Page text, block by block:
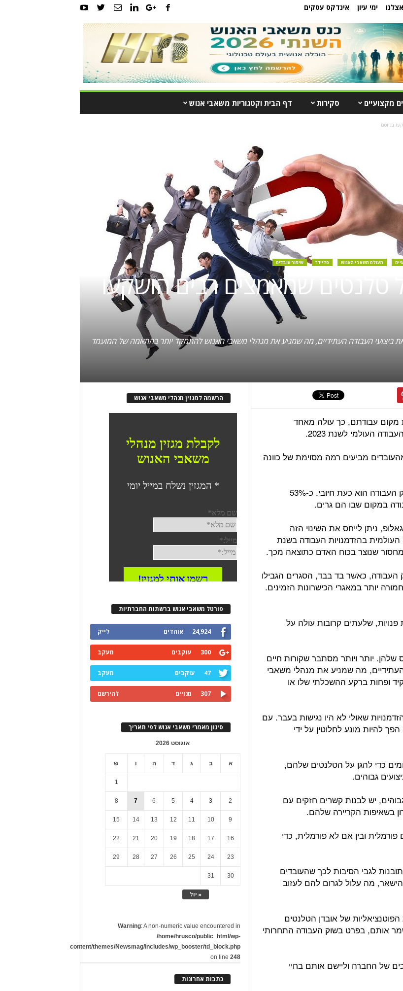
ימי עיון אינדקס עסקים
מקצועיים סקירות דף הבית וקטגוריות משאבי אנוש
בגיוסם
מעולם משאבי האנוש סליידר שימור עובדים
טלנטים שמאמצים רבים הושקעו
ביצועי העבודה העתידיים, מה שמניע את מנהלי משאבי האנוש להתמקד יותר בהתאמה של המועמד
מקום עבודתם, כך עולה מאחד
העולמי לשנת 2023.
של עזיבה עולה מהדו"ח, כי יותר מ-50% מהעובדים מביעים רמה מסוימת של כוונה
במדינות רבות בעולם, אחת הסיבות לכך היא ששוק העבודה הוא כעת חיובי. כ-53%
במקום שבו הם גרים.
ניתן לייחס את השינוי הזה
בהזדמנויות העבודה בשנת
העבודה, כאשר בד בבד, הסגרים הגבילו
יותר במאגרי הכישרונות הזמינים.
שלעתים קרובות עולה על
יותר ויותר מסתבר שקורות חיים
מה שמניע את מנהלי משאבי
ופחות ברקע ההשכלתי שלו או
שאולי לא היו נגישות בעבר. עם
להיות מונע לחלוטין על ידי
כדי להגן על הטלנטים שלהם,
גבוהים.
יש לבנות קשרים חזקים עם
בשאיפות הקריירה שלהם.
ובין אם לא פורמלית, כדי
לגבי הסיבות לכך שהעובדים
מה עלול לגרום להם לעזוב
של אובדן הטלנטים
אותם, בפרט בשוק העבודה התחרותי
של החברה וליישם אותם בחיי
הרשמה למגזין מנהלי משאבי אנוש
פורטל משאבי אנוש ברשתות החברתיות
24,924 אוהדים לייק
300 עוקבים מעקב
47 עוקבים מעקב
307 מנויים להירשם
סינון מאמרי משאבי אנוש לפי תאריך
אוגוסט 2026
א ב ג ד ה ו ש
« יול
1
2
3
4
5
6
7
8
9
10
11
12
13
14
15
16
17
18
19
20
21
22
23
24
25
26
27
28
29
30
31
Warning: A non-numeric value encountered in
/home/hrusco/public_html/wp-
content/themes/Newsmag/includes/wp_booster/td_block.php
on line248
כתבות אחרונות